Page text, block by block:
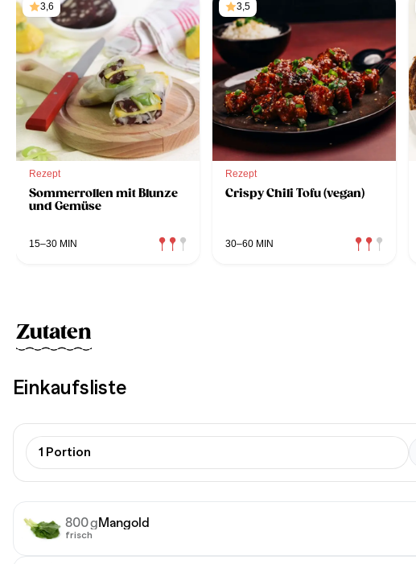
3,6
Rezept
Sommerrollen mit Blunze
und Gemüse
15–30 MIN
3,5
Rezept
Crispy Chili Tofu (vegan)
30–60 MIN
Zutaten